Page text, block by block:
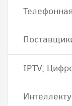
IPTV,